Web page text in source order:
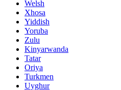
Welsh
Xhosa
Yiddish
Yoruba
Zulu
Kinyarwanda
Tatar
Oriya
Turkmen
Uyghur